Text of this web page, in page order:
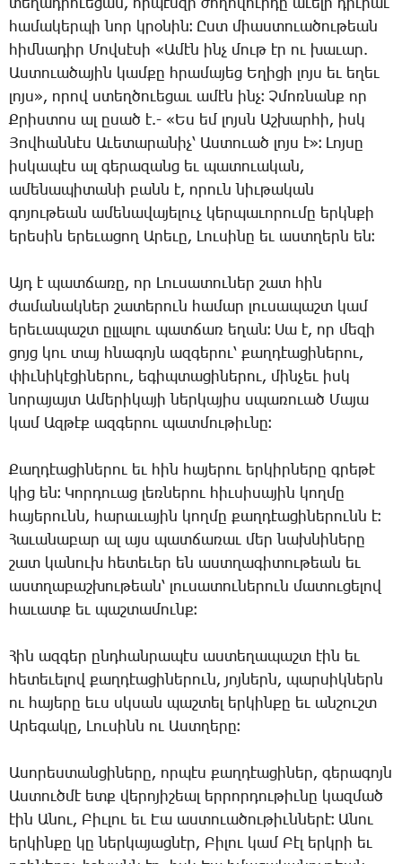
տեղադրուեցան, որպէսզի ժողովուրդը աւելի դիւրաւ
համակերպի նոր կրօնին։ Ըստ միաստուածութեան
հիմնադիր Մովսէսի «Ամէն ինչ մութ էր ու խաւար.
Աստուածային կամքը հրամայեց Եղիցի լոյս եւ եղեւ
լոյս», որով ստեղծուեցաւ ամէն ինչ։ Չմոռնանք որ
Քրիստոս ալ ըսած է.- «Ես եմ լոյսն Աշխարհի, իսկ
Յովհաննէս Աւետարանիչ՝ Աստուած լոյս է»։ Լոյսը
իսկապէս ալ գերազանց եւ պատուական,
ամենապիտանի բանն է, որուն նիւթական
գոյութեան ամենավայելուչ կերպաւորումը երկնքի
երեսին երեւացող Արեւը, Լուսինը եւ աստղերն են։
Այդ է պատճառը, որ Լուսատուներ շատ հին
ժամանակներ շատերուն համար լուսապաշտ կամ
երեւապաշտ ըլլալու պատճառ եղան։ Սա է, որ մեզի
ցոյց կու տայ հնագոյն ազգերու՝ քաղդէացիներու,
փիւնիկէցիներու, եգիպտացիներու, մինչեւ իսկ
նորայայտ Ամերիկայի ներկայիս սպառուած Մայա
կամ Ազթէք ազգերու պատմութիւնը։
Քաղդէացիներու եւ հին հայերու երկիրները գրեթէ
կից են։ Կորդուաց լեռներու հիւսիսային կողմը
հայերունն, հարաւային կողմը քաղդէացիներունն է։
Հաւանաբար ալ այս պատճառաւ մեր նախնիները
շատ կանուխ հետեւեր են աստղագիտութեան եւ
աստղաբաշխութեան՝ լուսատուներուն մատուցելով
հաւատք եւ պաշտամունք։
Հին ազգեր ընդհանրապէս աստեղապաշտ էին եւ
հետեւելով քաղդէացիներուն, յոյներն, պարսիկներն
ու հայերը եւս սկսան պաշտել երկինքը եւ անշուշտ
Արեգակը, Լուսինն ու Աստղերը։
Ասորեստանցիները, որպէս քաղդէացիներ, գերագոյն
Աստուծմէ ետք վերոյիշեալ երրորդութիւնը կազմած
էին Անու, Բիւլու եւ Էա աստուածութիւններէ։ Անու
երկինքը կը ներկայացնէր, Բիլու կամ Բէլ երկրի եւ